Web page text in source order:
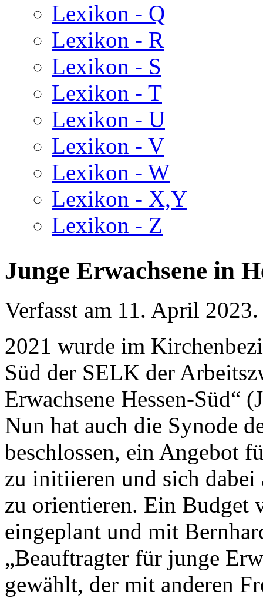
Lexikon - Q
Lexikon - R
Lexikon - S
Lexikon - T
Lexikon - U
Lexikon - V
Lexikon - W
Lexikon - X,Y
Lexikon - Z
Junge Erwachsene in
Verfasst am 11. April 2023.
2021 wurde im
Süd der SELK der
Erwachsene Hessen-Süd“
Nun hat auch die Synode
beschlossen, ein Angebot
zu initiieren und sich dabei
zu orientieren. Ein Budget
eingeplant und mit
„Beauftragter für junge
gewählt, der mit anderen